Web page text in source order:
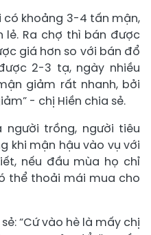
có khoảng 3-4 tấn mận,
lẻ. Ra chợ thì bán được
giá hơn so với bán đổ
2-3 tạ, ngày nhiều
giảm rất nhanh, bởi
- chị Hiền chia sẻ.
trồng, người tiêu
khi mận hậu vào vụ với
nếu đầu mùa họ chỉ
thể thoải mái mua cho
“Cứ vào hè là mấy chị